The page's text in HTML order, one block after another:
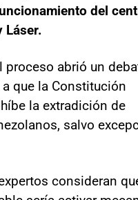
del
Láser.
proceso abrió un
que la Constitución
la extradición de
salvo
consideran